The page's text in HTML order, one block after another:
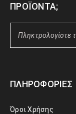
ΠΡΟΪΌΝΤΑ;
ΠΛΗΡΟΦΟΡΊΕΣ
Όροι Χρήσης